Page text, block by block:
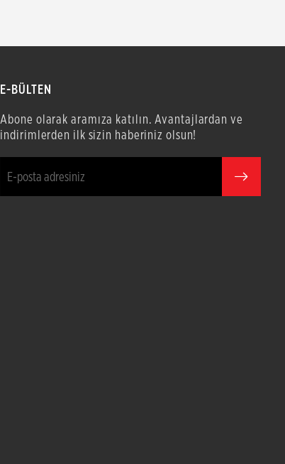
E-BÜLTEN
Abone olarak aramıza katılın. Avantajlardan ve
indirimlerden ilk sizin haberiniz olsun!